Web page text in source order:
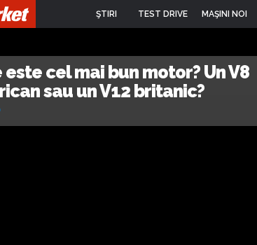
ŞTIRI TEST DRIVE MAŞINI NOI
este cel mai bun motor? Un V8
sau un V12 britanic?